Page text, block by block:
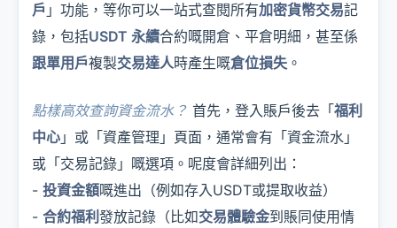
戶 」功能，等你可以一站式查閱所有加密貨幣交易記
錄，包括USDT 永續合約嘅開倉、平倉明細，甚至係
跟單用戶複製交易達人時產生嘅倉位損失 。
點樣高效查詢資金流水？ 首先，登入賬戶後去「 福利
中心 」或「資產管理」頁面，通常會有「資金流水」
或「交易記錄」嘅選項。呢度會詳細列出：
- 投資金額嘅進出（例如存入USDT或提取收益）
- 合約福利 發放記錄（比如交易體驗金到賬同使用情